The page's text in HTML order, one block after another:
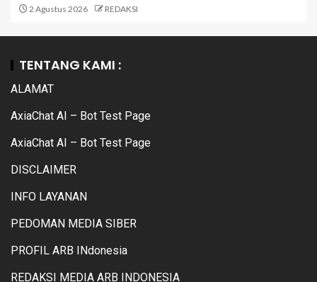
2 Agustus 2026 REDAKSI
TENTANG KAMI :
ALAMAT
AxiaChat AI – Bot Test Page
AxiaChat AI – Bot Test Page
DISCLAIMER
INFO LAYANAN
PEDOMAN MEDIA SIBER
PROFIL ARB INdonesia
REDAKSI MEDIA ARB INDONESIA